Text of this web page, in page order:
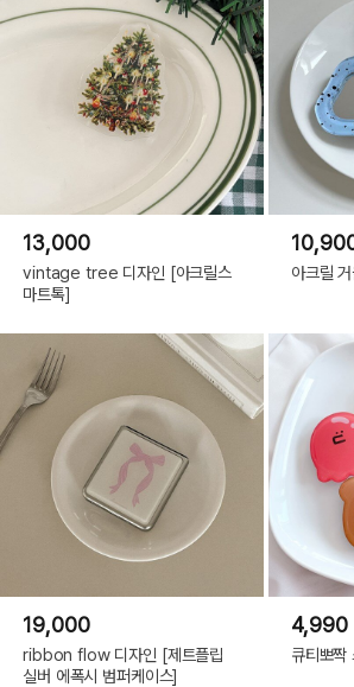
13,000
vintage tree 디자인 [아크릴스
마트톡]
아크릴
19,000
ribbon flow 디자인 [제트플립
실버 에폭시 범퍼케이스]
4,990
큐티뽀짝